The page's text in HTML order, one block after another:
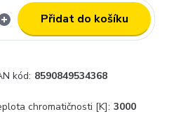
Přidat do košíku
kód: 8590849534368
chromatičnosti [K]: 3000